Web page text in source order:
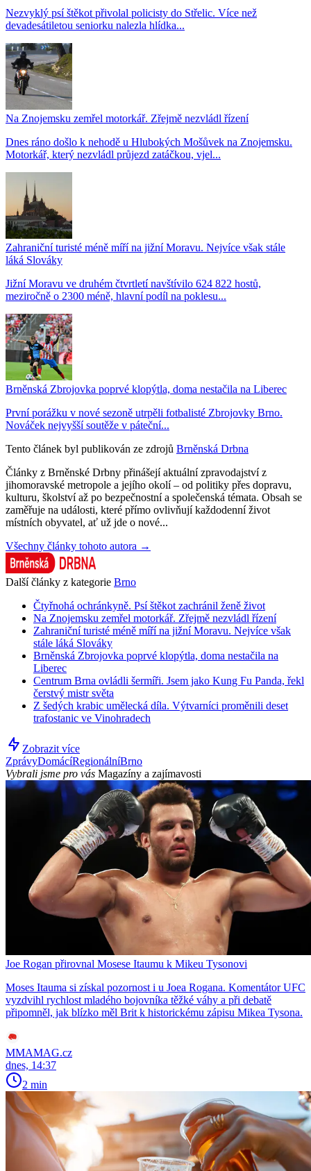
Nezvyklý psí štěkot přivolal policisty do Střelic. Více než
devadesátiletou seniorku nalezla hlídka...
Na Znojemsku zemřel motorkář. Zřejmě nezvládl řízení
Dnes ráno došlo k nehodě u Hlubokých Mošůvek na Znojemsku.
Motorkář, který nezvládl průjezd zatáčkou, vjel...
Zahraniční turisté méně míří na jižní Moravu. Nejvíce však stále
láká Slováky
Jižní Moravu ve druhém čtvrtletí navštívilo 624 822 hostů,
meziročně o 2300 méně, hlavní podíl na poklesu...
Brněnská Zbrojovka poprvé klopýtla, doma nestačila na Liberec
První porážku v nové sezoně utrpěli fotbalisté Zbrojovky Brno.
Nováček nejvyšší soutěže v páteční...
Tento článek byl publikován ze zdrojů Brněnská Drbna
Články z Brněnské Drbny přinášejí aktuální zpravodajství z
jihomoravské metropole a jejího okolí – od politiky přes dopravu,
kulturu, školství až po bezpečnostní a společenská témata. Obsah se
zaměřuje na události, které přímo ovlivňují každodenní život
místních obyvatel, ať už jde o nové...
Všechny články tohoto autora →
Další články z kategorie Brno
Čtyřnohá ochránkyně. Psí štěkot zachránil ženě život
Na Znojemsku zemřel motorkář. Zřejmě nezvládl řízení
Zahraniční turisté méně míří na jižní Moravu. Nejvíce však
stále láká Slováky
Brněnská Zbrojovka poprvé klopýtla, doma nestačila na
Liberec
Centrum Brna ovládli šermíři. Jsem jako Kung Fu Panda, řekl
čerstvý mistr světa
Z šedých krabic umělecká díla. Výtvarníci proměnili deset
trafostanic ve Vinohradech
Zobrazit více
ZprávyDomácíRegionálníBrno
Vybrali jsme pro vás Magazíny a zajímavosti
Joe Rogan přirovnal Mosese Itaumu k Mikeu Tysonovi
Moses Itauma si získal pozornost i u Joea Rogana. Komentátor UFC
vyzdvihl rychlost mladého bojovníka těžké váhy a při debatě
připomněl, jak blízko měl Brit k historickému zápisu Mikea Tysona.
MMAMAG.cz
dnes, 14:37
2 min